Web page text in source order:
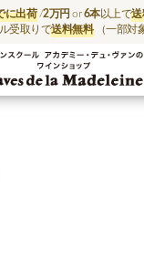
に出荷/2万円 or6本以上で送
取りで送料無料 （一部対
ワ